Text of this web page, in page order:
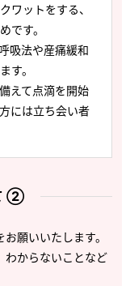
ワットをする、
です。
吸法や産痛緩和
す。
えて点滴を開始
には立ち会い者
②
願いいたします。
わからないことなど